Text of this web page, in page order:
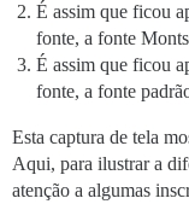
É assim que ficou
fonte, a fonte
É assim que ficou
fonte, a fonte
Esta captura de tela
Aqui, para ilustrar a
atenção a algumas